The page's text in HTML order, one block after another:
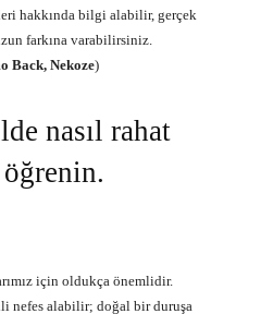
hakkında bilgi alabilir, gerçek
farkına varabilirsiniz.
Back, Nekoze)
nasıl rahat
öğrenin.
için oldukça önemlidir.
nefes alabilir; doğal bir duruşa